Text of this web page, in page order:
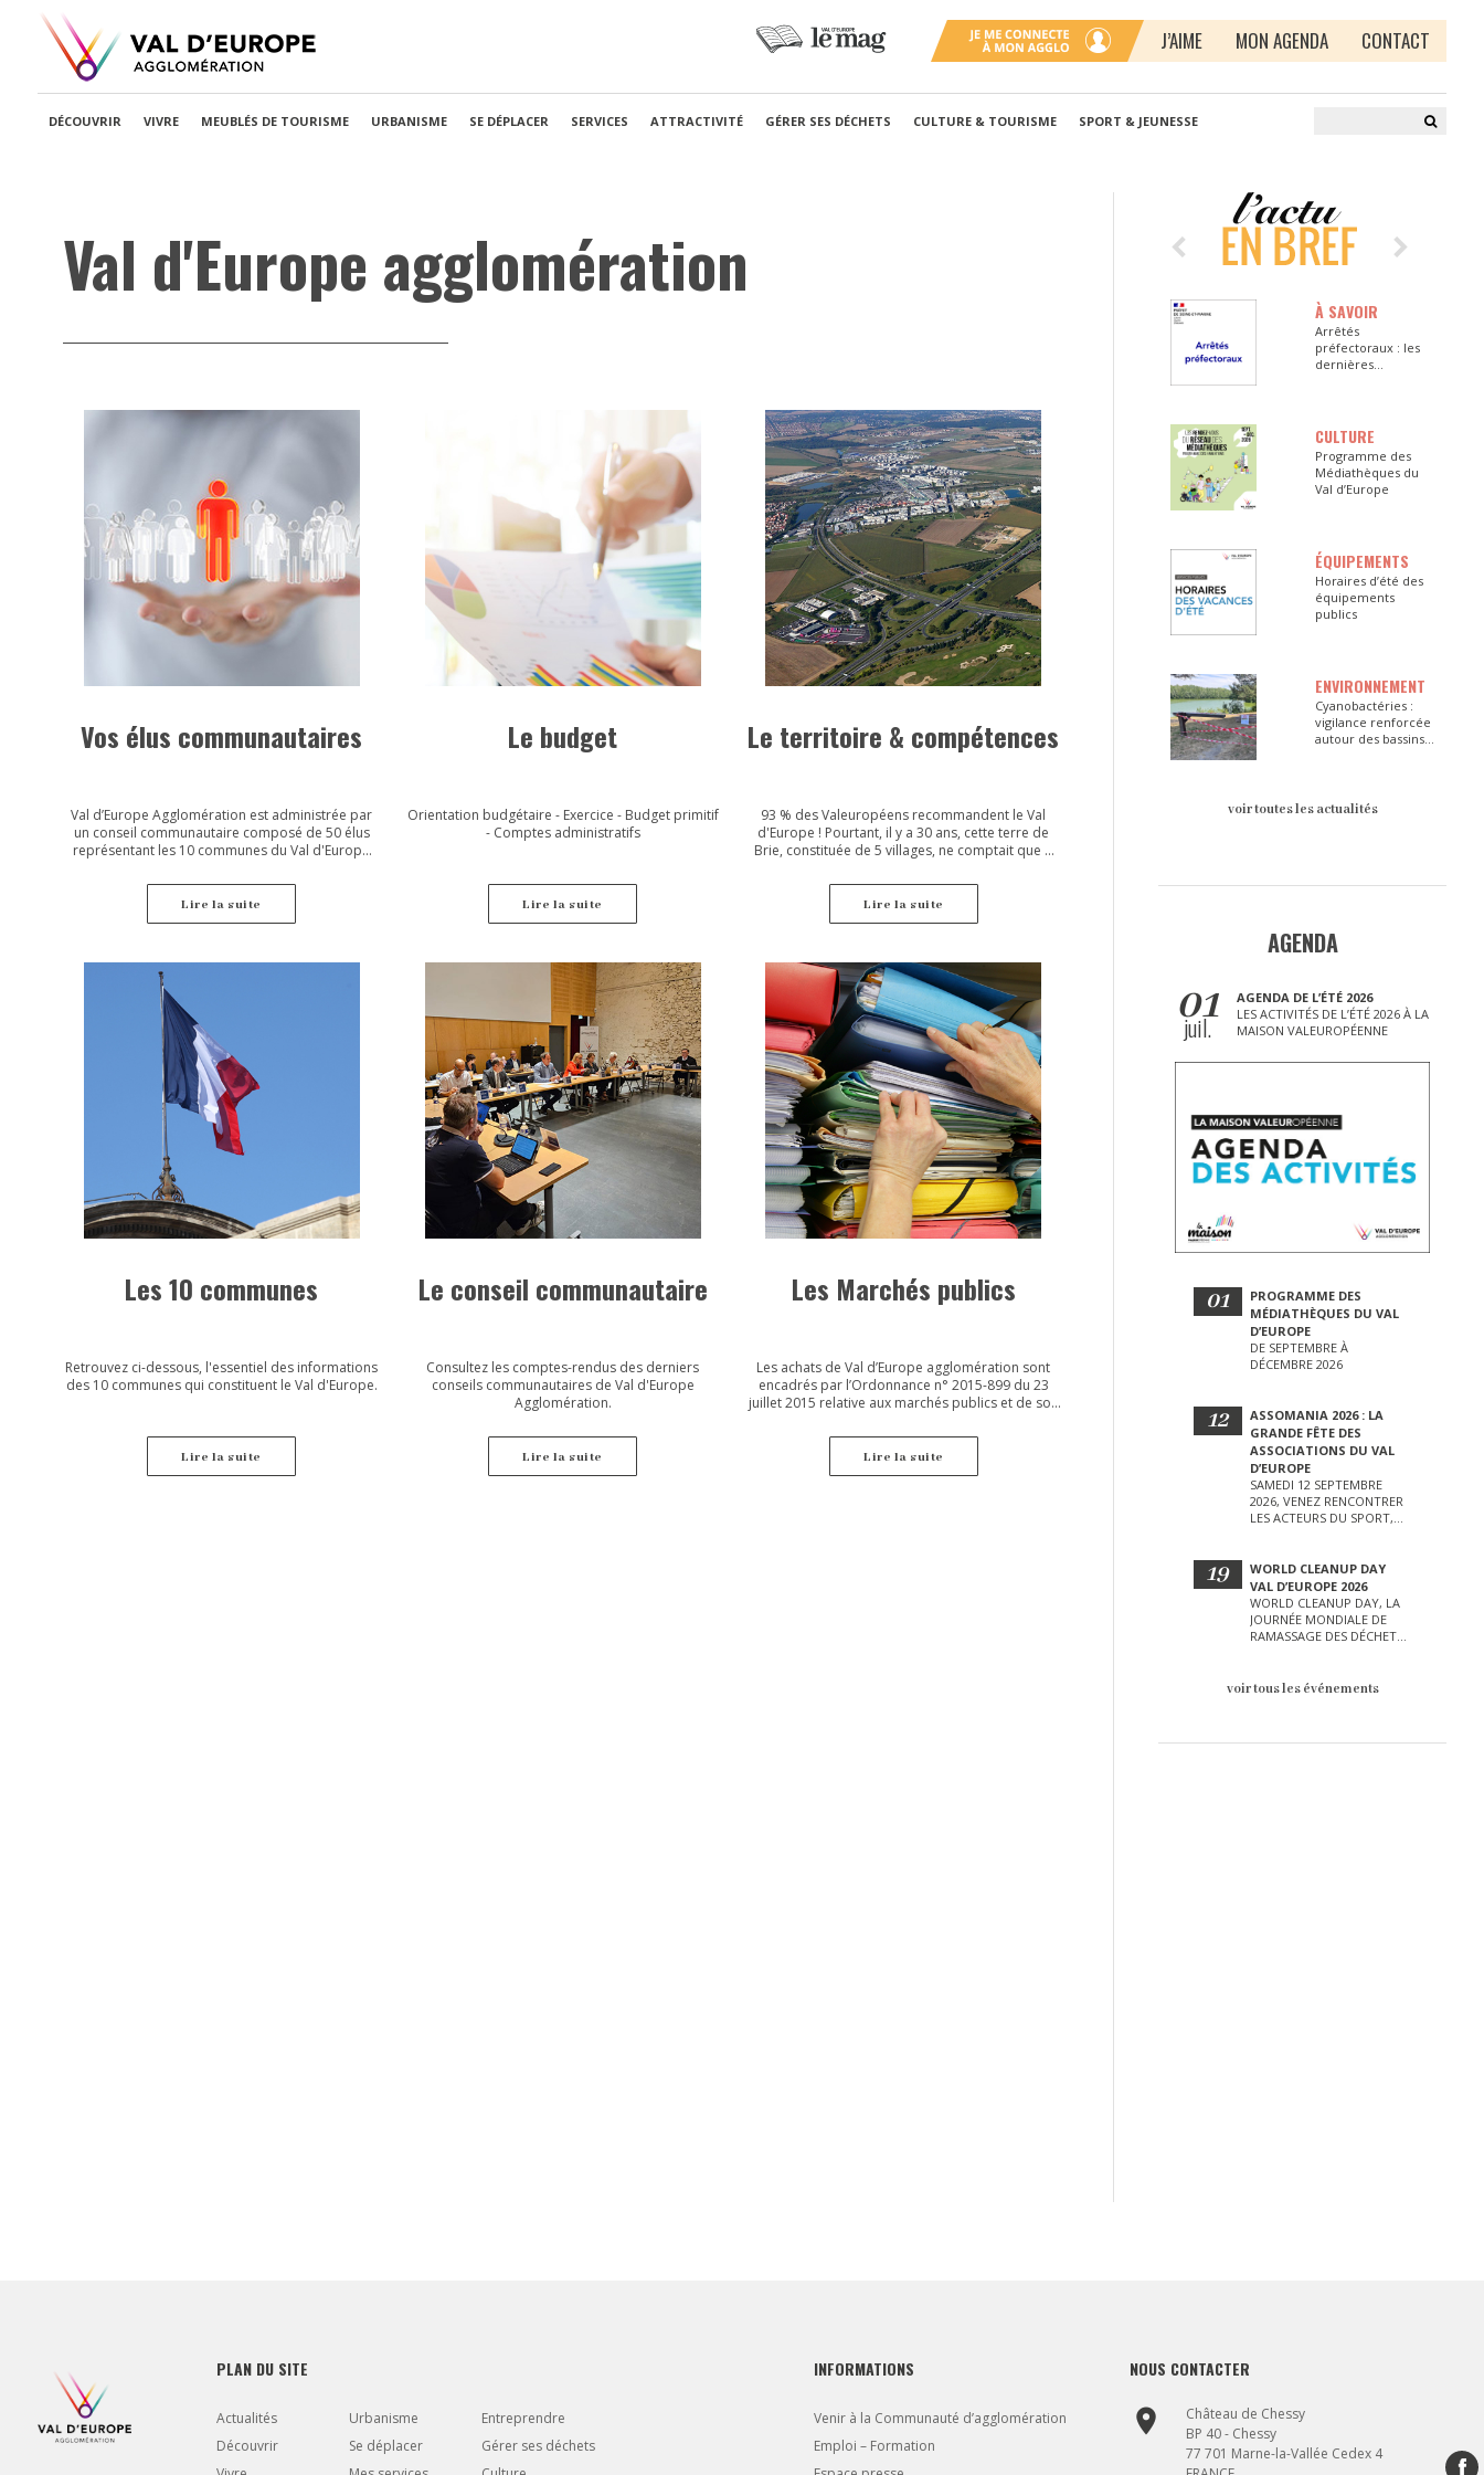
J’AIME MON AGENDA CONTACT
DÉCOUVRIR VIVRE MEUBLÉS DE TOURISME URBANISME SE DÉPLACER SERVICES ATTRACTIVITÉ GÉRER SES DÉCHETS CULTURE & TOURISME SPORT & JEUNESSE
Val d'Europe agglomération
Vos élus communautaires
Val d’Europe Agglomération est administrée par
un conseil communautaire composé de 50 élus
représentant les 10 communes du Val d'Europe
Bailly-Romainvilliers, Chessy, Coupvray, Esbly,
Magny le Hongre, Montry, Saint-Germain-sur-
Morin, Serris, Villeneuve le Comte et Villeneuve
Lire la suite
Le budget
Orientation budgétaire - Exercice - Budget primitif
- Comptes administratifs
Lire la suite
Le territoire & compétences
93 % des Valeuropéens recommandent le Val
d'Europe ! Pourtant, il y a 30 ans, cette terre de
Brie, constituée de 5 villages, ne comptait que 4
territoire, signée le 24 mars 1987 entre l'État, la
Walt Disney Company, le Département de Seine-
et-Marne et la Région - a changé la donne à tout
Lire la suite
Les 10 communes
Retrouvez ci-dessous, l'essentiel des informations
des 10 communes qui constituent le Val d'Europe.
Lire la suite
Le conseil communautaire
Consultez les comptes-rendus des derniers
conseils communautaires de Val d'Europe
Agglomération.
Lire la suite
Les Marchés publics
Les achats de Val d’Europe agglomération sont
encadrés par l’Ordonnance n° 2015-899 du 23
juillet 2015 relative aux marchés publics et de son
d’une part, et par l’Ordonnance n° 2016-65 du 29
janvier 2016 relative aux contrats de concession et
son Décret d’application n° 2016-86 du 1er février
Lire la suite
À SAVOIR
Arrêtés
préfectoraux : les
dernières
CULTURE
Programme des
Médiathèques du
Val d’Europe
ÉQUIPEMENTS
Horaires d’été des
équipements
publics
ENVIRONNEMENT
Cyanobactéries :
vigilance renforcée
autour des bassins
voir toutes les actualités
AGENDA
01
juil.
AGENDA DE L’ÉTÉ 2026
LES ACTIVITÉS DE L’ÉTÉ 2026 À LA
MAISON VALEUROPÉENNE
01
PROGRAMME DES
MÉDIATHÈQUES DU VAL
D’EUROPE
DE SEPTEMBRE À
DÉCEMBRE 2026
12
ASSOMANIA 2026 : LA
GRANDE FÊTE DES
ASSOCIATIONS DU VAL
D’EUROPE
SAMEDI 12 SEPTEMBRE
2026, VENEZ RENCONTRER
LES ACTEURS DU SPORT,
D’AUTRES LORS DE CETTE
JOURNÉE EXCEPTIONNELLE.
19
WORLD CLEANUP DAY
VAL D’EUROPE 2026
WORLD CLEANUP DAY, LA
JOURNÉE MONDIALE DE
RAMASSAGE DES DÉCHETS
D’EUROPE !
voir tous les événements
PLAN DU SITE
Actualités
Découvrir
Urbanisme
Se déplacer
Entreprendre
Gérer ses déchets
INFORMATIONS
Venir à la Communauté d’agglomération
Emploi – Formation
NOUS CONTACTER
place
Château de Chessy
BP 40 - Chessy
77 701 Marne-la-Vallée Cedex 4